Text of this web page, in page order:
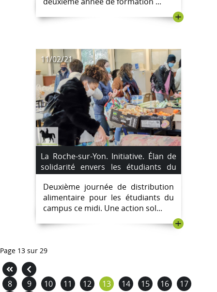
+
11/02/21
La Roche-sur-Yon. Initiative. Élan de
solidarité envers les étudiants du
campus.
Deuxième journée de distribution
alimentaire pour les étudiants du
campus ce midi. Une action sol...
+
Page 13 sur 29
8 9 10 11 12 13 14 15 16 17